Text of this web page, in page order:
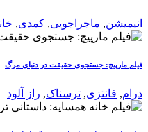
انیمیشن, ماجراجویی, کمدی,
فیلم مارپیچ: جستجوی حقیقت در دنیای مرگ
درام, فانتزی, ترسناک, راز آلود